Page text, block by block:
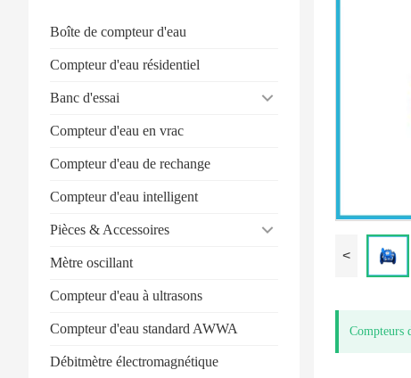
Boîte de compteur d'eau
Compteur d'eau résidentiel
Banc d'essai
Compteur d'eau en vrac
Compteur d'eau de rechange
Compteur d'eau intelligent
Pièces & Accessoires
Mètre oscillant
Compteur d'eau à ultrasons
Compteur d'eau standard AWWA
Débitmètre électromagnétique
<
Compteurs